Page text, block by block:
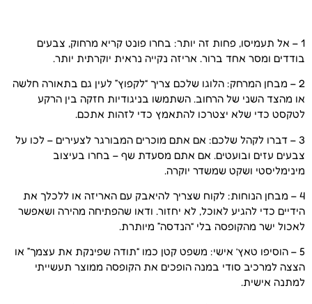
1 – אל תעמיסו, פחות זה יותר: בחרו פונט קריא מרחוק, צבעים
בודדים ומסר אחד ברור. אריזה נקייה נראית יוקרתית יותר.
2 – מבחן המרחק: הלוגו שלכם צריך “לקפוץ” לעין גם בתאורה חלשה
או מהצד השני של הרחוב. השתמשו בניגודיות חזקה בין הרקע
לטקסט כדי שלא יצטרכו להתאמץ כדי לזהות אתכם.
3 – דברו לקהל שלכם: אם אתם מוכרים המבורגר לצעירים – לכו על
צבעים עזים ובועטים. אם אתם מסעדת שף – בחרו בעיצוב
מינימליסטי ושקט שמשדר יוקרה.
4 – מבחן הנוחות: לקוח שצריך להיאבק עם האריזה או ללכלך את
הידיים כדי להגיע לאוכל, לא יחזור. ודאו שהפתיחה מהירה ושאפשר
לאכול ישר מהקופסה בלי “הנדסה” מיותרת.
5 – הוסיפו טאץ’ אישי: משפט קטן כמו “תודה שפינקת את עצמך” או
הצצה למרכיב סודי במנה הופכים את הקופסה ממוצר תעשייתי
למתנה אישית.